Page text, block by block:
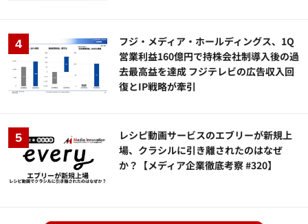
フジ・メディア・ホールディングス、1Q
営業利益160億円で持株会社制導入後の過
去最高益を達成 フジテレビの広告収入回
復とIP戦略が牽引
レシピ動画サービスのエブリーが新規上
場、クラシルに引き離されたのはなぜ
か？【メディア企業徹底考察 #320】